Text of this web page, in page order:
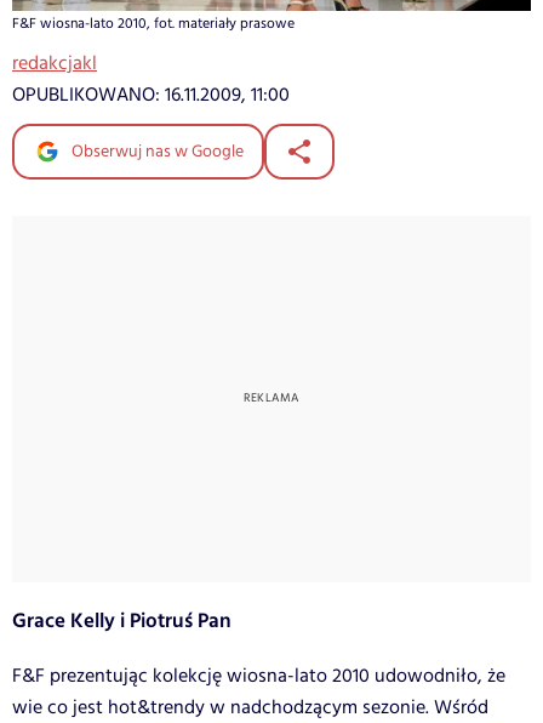
F&F wiosna-lato 2010, fot. materiały prasowe
redakcjakl
OPUBLIKOWANO: 16.11.2009, 11:00
Obserwuj nas w Google
Grace Kelly i Piotruś Pan
F&F prezentując kolekcję wiosna-lato 2010 udowodniło, że
wie co jest hot&trendy w nadchodzącym sezonie. Wśród